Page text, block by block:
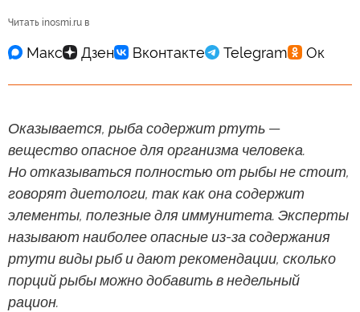
Читать inosmi.ru в
Оказывается, рыба содержит ртуть —
вещество опасное для организма человека.
Но отказываться полностью от рыбы не стоит,
говорят диетологи, так как она содержит
элементы, полезные для иммунитета. Эксперты
называют наиболее опасные из-за содержания
ртути виды рыб и дают рекомендации, сколько
порций рыбы можно добавить в недельный
рацион.